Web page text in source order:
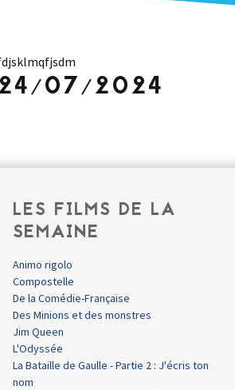
07/2024
LES FILMS DE LA
SEMAINE
Animo rigolo
Compostelle
De la Comédie-Française
Des Minions et des monstres
Jim Queen
L'Odyssée
La Bataille de Gaulle - Partie 2 : J'écris ton
nom